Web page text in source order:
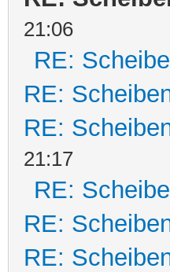
21:06
RE:
RE:
RE:
21:17
RE:
RE:
RE: